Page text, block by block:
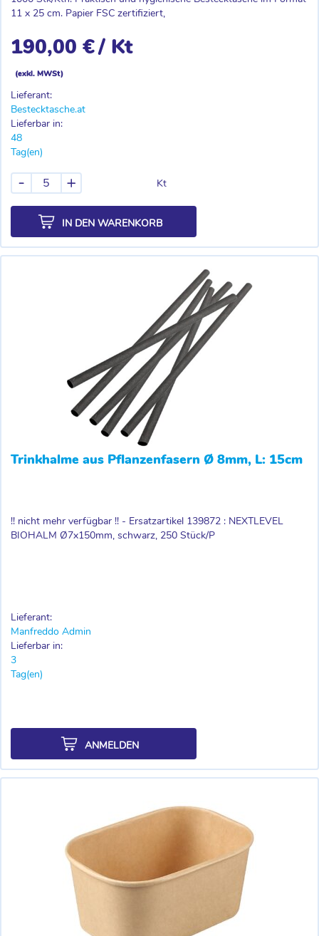
11 x 25 cm. Papier FSC zertifiziert,
190,00 €/ Kt
(exkl. MWSt)
Lieferant:
Bestecktasche.at
Lieferbar in:
48
Tag(en)
Kt
- +
IN DEN WARENKORB
Trinkhalme aus Pflanzenfasern Ø 8mm, L: 15cm
!! nicht mehr verfügbar !! - Ersatzartikel 139872 : NEXTLEVEL
BIOHALM Ø7x150mm, schwarz, 250 Stück/P
Lieferant:
Manfreddo Admin
Lieferbar in:
3
Tag(en)
ANMELDEN